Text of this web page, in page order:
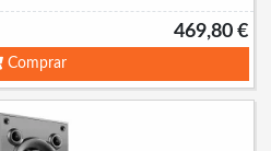
469,80 €
Comprar